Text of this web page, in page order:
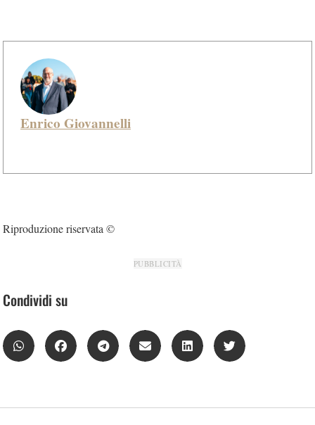
Enrico Giovannelli
Riproduzione riservata ©
PUBBLICITÀ
Condividi su